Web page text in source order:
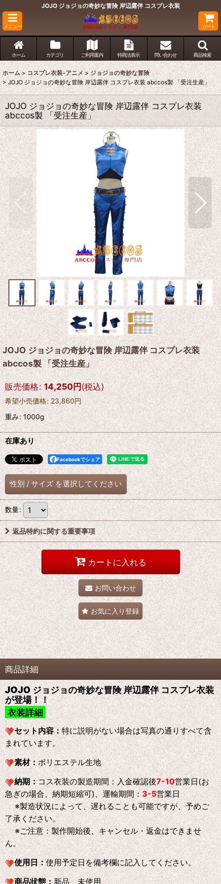
JOJO ジョジョの奇妙な冒険 岸辺露伴 コスプレ衣装
メニュー カート
ホーム カテゴリ ご利用案内 特商法表示 問い合わせ 商品検索
ホーム > コスプレ衣装-アニメ > ジョジョの奇妙な冒険
> JOJO ジョジョの奇妙な冒険 岸辺露伴 コスプレ衣装 abccos製 「受注生産」
JOJO ジョジョの奇妙な冒険 岸辺露伴 コスプレ衣装
abccos製 「受注生産」
JOJO ジョジョの奇妙な冒険 岸辺露伴 コスプレ衣装
abccos製 「受注生産」
販売価格: 14,250円(税込)
希望小売価格: 23,860円
重み:1000g
在庫あり
Facebookでシェア
性別 / サイズ を選択してください
数量:
返品特約に関する重要事項
カートに入れる
お問い合わせ
お気に入り登録
商品詳細
JOJO ジョジョの奇妙な冒険 岸辺露伴 コスプレ衣装
が登場！！
衣装詳細
セット内容：特に説明がない場合は写真の通りすべて含
まれています。
素材：ポリエステル生地
納期：コス衣装の製造期間：入金確認後7-10営業日(お
急ぎの場合、納期短縮可)、運輸期間：3-5営業日
※製造状況によって、遅れることも可能ですが、予めご
了承ください。
※ご注意：製作開始後、キャンセル・返金はできませ
ん。
使用日：使用予定日を備考欄に記入してください。
商品状態：新品、未使用